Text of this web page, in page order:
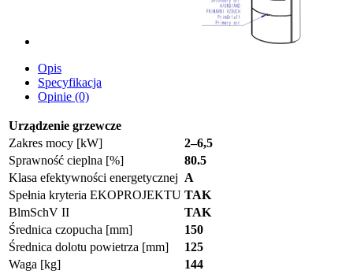
Opis
Specyfikacja
Opinie (0)
Urządzenie grzewcze
Zakres mocy [kW]
2–6,5
Sprawność cieplna [%]
80.5
Klasa efektywności energetycznej A
Spełnia kryteria EKOPROJEKTU TAK
BlmSchV II
TAK
Średnica czopucha [mm]
150
Średnica dolotu powietrza [mm]
125
Waga [kg]
144